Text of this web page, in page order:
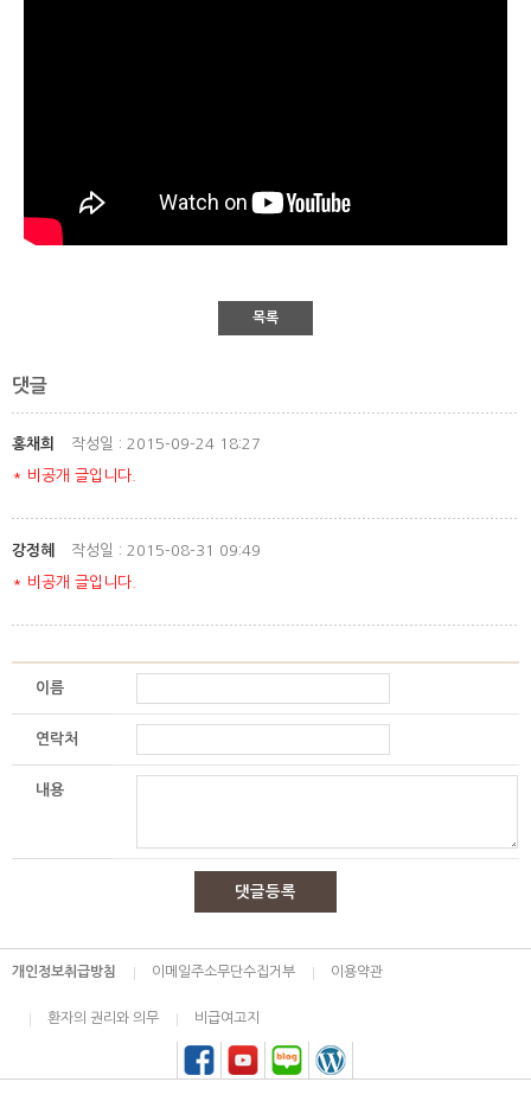
목록
댓글
홍채희 작성일 : 2015-09-24 18:27
* 비공개 글입니다.
강정혜 작성일 : 2015-08-31 09:49
* 비공개 글입니다.
이름
연락처
내용
댓글등록
개인정보취급방침 이메일주소무단수집거부 이용약관
환자의 권리와 의무 비급여고지